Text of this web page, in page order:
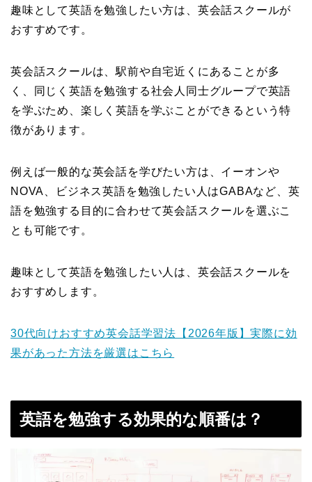
趣味として英語を勉強したい方は、英会話スクールが
おすすめです。
英会話スクールは、駅前や自宅近くにあることが多
く、同じく英語を勉強する社会人同士グループで英語
を学ぶため、楽しく英語を学ぶことができるという特
徴があります。
例えば一般的な英会話を学びたい方は、イーオンや
NOVA、ビジネス英語を勉強したい人はGABAなど、英
語を勉強する目的に合わせて英会話スクールを選ぶこ
とも可能です。
趣味として英語を勉強したい人は、英会話スクールを
おすすめします。
30代向けおすすめ英会話学習法【2026年版】実際に効
果があった方法を厳選はこちら
英語を勉強する効果的な順番は？